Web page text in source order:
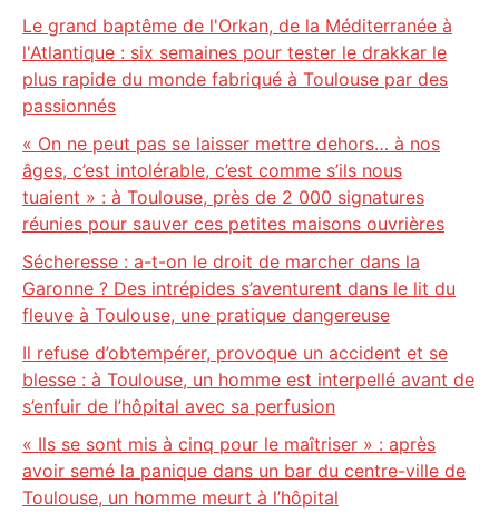
Le grand baptême de l'Orkan, de la Méditerranée à
l'Atlantique : six semaines pour tester le drakkar le
plus rapide du monde fabriqué à Toulouse par des
passionnés
« On ne peut pas se laisser mettre dehors… à nos
âges, c’est intolérable, c’est comme s’ils nous
tuaient » : à Toulouse, près de 2 000 signatures
réunies pour sauver ces petites maisons ouvrières
Sécheresse : a-t-on le droit de marcher dans la
Garonne ? Des intrépides s’aventurent dans le lit du
fleuve à Toulouse, une pratique dangereuse
Il refuse d’obtempérer, provoque un accident et se
blesse : à Toulouse, un homme est interpellé avant de
s’enfuir de l’hôpital avec sa perfusion
« Ils se sont mis à cinq pour le maîtriser » : après
avoir semé la panique dans un bar du centre-ville de
Toulouse, un homme meurt à l’hôpital